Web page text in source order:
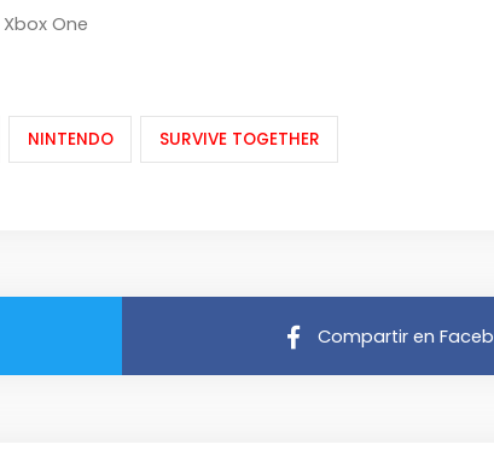
Xbox One
NINTENDO SURVIVE TOGETHER
Compartir en